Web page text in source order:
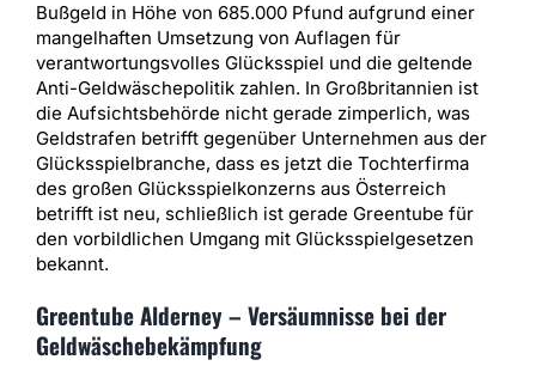
Bußgeld in Höhe von 685.000 Pfund aufgrund einer
mangelhaften Umsetzung von Auflagen für
verantwortungsvolles Glücksspiel und die geltende
Anti-Geldwäschepolitik zahlen. In Großbritannien ist
die Aufsichtsbehörde nicht gerade zimperlich, was
Geldstrafen betrifft gegenüber Unternehmen aus der
Glücksspielbranche, dass es jetzt die Tochterfirma
des großen Glücksspielkonzerns aus Österreich
betrifft ist neu, schließlich ist gerade Greentube für
den vorbildlichen Umgang mit Glücksspielgesetzen
bekannt.
Greentube Alderney – Versäumnisse bei der
Geldwäschebekämpfung